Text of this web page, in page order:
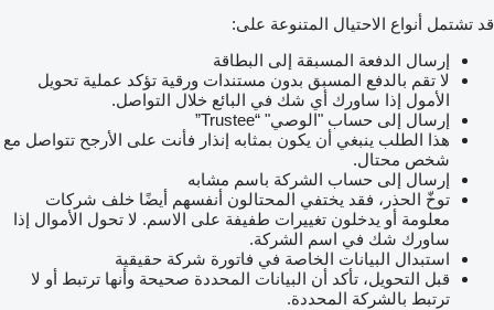
قد تشتمل أنواع الاحتيال المتنوعة على:
إرسال الدفعة المسبقة إلى البطاقة
لا تقم بالدفع المسبق بدون مستندات ورقية تؤكد عملية تحويل
الأمول إذا ساورك أي شك في البائع خلال التواصل.
إرسال إلى حساب "الوصي" “Trustee”
هذا الطلب ينبغي أن يكون بمثابه إنذار فأنت على الأرجح تتواصل مع
شخص محتال.
إرسال إلى حساب الشركة باسم مشابه
توخّ الحذر، فقد يختفي المحتالون أنفسهم أيضًا خلف شركات
معلومة أو يدخلون تغييرات طفيفة على الاسم. لا تحول الأموال إذا
ساورك شك في اسم الشركة.
استبدال البيانات الخاصة في فاتورة شركة حقيقية
قبل التحويل، تأكد أن البيانات المحددة صحيحة وأنها ترتبط أو لا
ترتبط بالشركة المحددة.